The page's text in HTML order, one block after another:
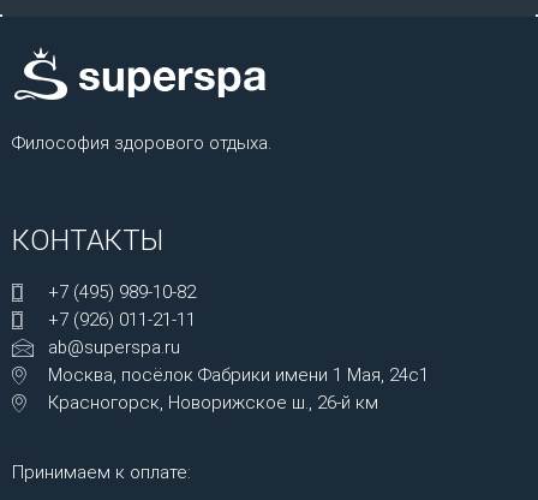
Философия здорового отдыха.
КОНТАКТЫ
+7 (495) 989-10-82
+7 (926) 011-21-11
ab@superspa.ru
Москва, посёлок Фабрики имени 1 Мая, 24с1
Красногорск, Новорижское ш., 26-й км
Принимаем к оплате: